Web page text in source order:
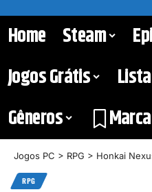
Home Steam
Jogos Grátis
Gêneros
Jogos PC > RPG > Honkai Nexus Anima,
RPG